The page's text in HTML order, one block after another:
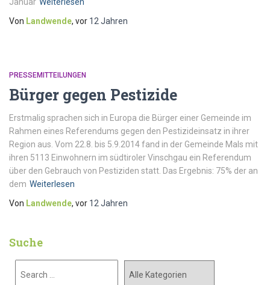
Von Landwende, vor 12 Jahren
PRESSEMITTEILUNGEN
Bürger gegen Pestizide
Erstmalig sprachen sich in Europa die Bürger einer Gemeinde im
Rahmen eines Referendums gegen den Pestizideinsatz in ihrer
Region aus. Vom 22.8. bis 5.9.2014 fand in der Gemeinde Mals mit
ihren 5113 Einwohnern im südtiroler Vinschgau ein Referendum
über den Gebrauch von Pestiziden statt. Das Ergebnis: 75% der an
dem Weiterlesen
Von Landwende, vor 12 Jahren
Suche